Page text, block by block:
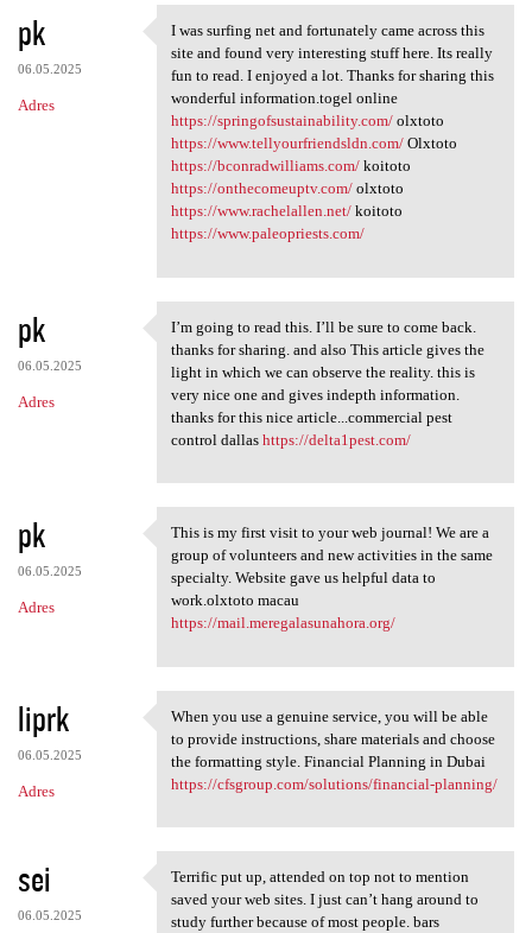
pk
06.05.2025
Adres
I was surfing net and
I was surfing net and fortunately came across this
site and found very interesting stuff here. Its really
fun to read. I enjoyed a lot. Thanks for sharing this
wonderful information.togel online
https://springofsustainability.com/olxtoto
https://www.tellyourfriendsldn.com/Olxtoto
https://bconradwilliams.com/koitoto
https://onthecomeuptv.com/olxtoto
https://www.rachelallen.net/koitoto
https://www.paleopriests.com/
pk
06.05.2025
Adres
I’m going to read this. I’ll
I’m going to read this. I’ll be sure to come back.
thanks for sharing. and also This article gives the
light in which we can observe the reality. this is
very nice one and gives indepth information.
thanks for this nice article...commercial pest
control dallas https://delta1pest.com/
pk
06.05.2025
Adres
This is my first visit to
This is my first visit to your web journal! We are a
group of volunteers and new activities in the same
specialty. Website gave us helpful data to
work.olxtoto macau
https://mail.meregalasunahora.org/
liprk
06.05.2025
Adres
When you use a genuine
When you use a genuine service, you will be able
to provide instructions, share materials and choose
the formatting style. Financial Planning in Dubai
https://cfsgroup.com/solutions/financial-planning/
sei
06.05.2025
Terrific put up, attended on
Terrific put up, attended on top not to mention
saved your web sites. I just can’t hang around to
study further because of most people. bars